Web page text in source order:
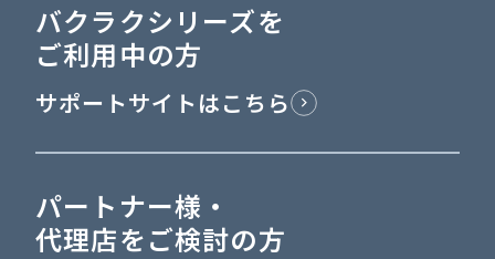
バクラクシリーズを
ご利用中の方
サポートサイトはこちら
パートナー様・
代理店をご検討の方